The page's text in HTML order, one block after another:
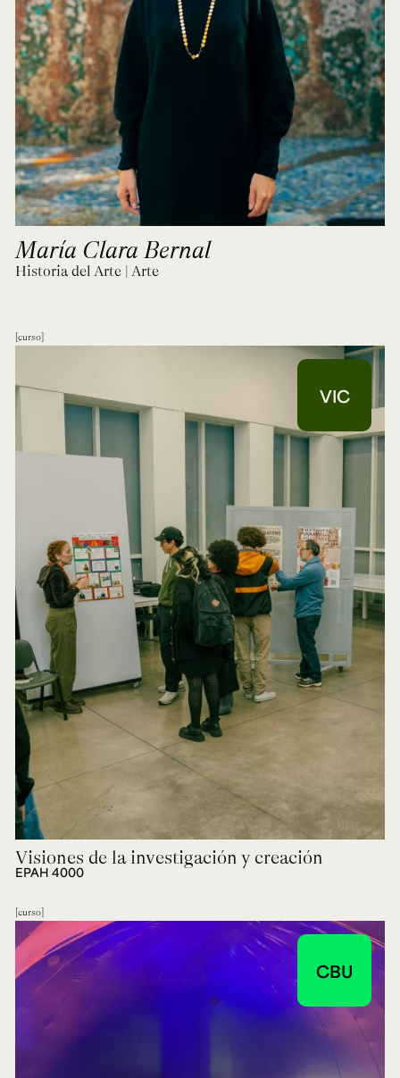
María Clara Bernal
Historia del Arte | Arte
curso
VIC
Visiones de la investigación y creación
EPAH 4000
curso
CBU